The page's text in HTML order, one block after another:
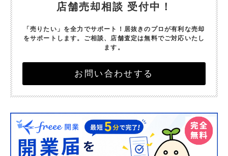
店舗売却相談 受付中！
「売りたい」を全力でサポート！ 居抜きのプロが有利な売却
をサポートします。 ご相談、店舗査定は無料でご対応いたし
ます。
お問い合わせする